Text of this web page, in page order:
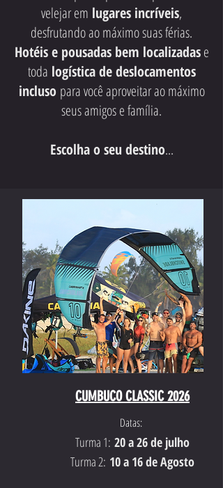
velejar em lugares incríveis,
desfrutando ao máximo suas férias.
Hotéis e pousadas bem localizadase
toda logística de deslocamentos
inclusopara você aproveitar ao máximo
seus amigos e família.
Escolha o seu destino...
CUMBUCO CLASSIC 2026
Datas:
Turma 1: 20 a 26 de julho
Turma 2: 10 a 16 de Agosto